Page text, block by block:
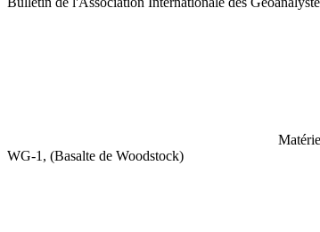
WG-1, (Basalte de Woodstock)